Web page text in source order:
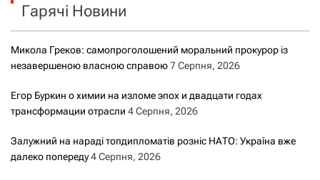
Гарячі Новини
Микола Греков: самопроголошений моральний прокурор із
незавершеною власною справою7 Серпня, 2026
Егор Буркин о химии на изломе эпох и двадцати годах
трансформации отрасли 4 Серпня, 2026
Залужний на нараді топдипломатів розніс НАТО: Україна вже
далеко попереду4 Серпня, 2026